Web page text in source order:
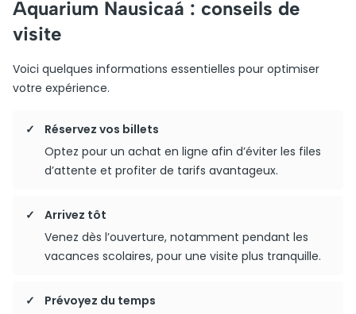
Aquarium Nausicaá : conseils de
visite
Voici quelques informations essentielles pour optimiser
votre expérience.
Réservez vos billets
Optez pour un achat en ligne afin d’éviter les files
d’attente et profiter de tarifs avantageux.
Arrivez tôt
Venez dès l’ouverture, notamment pendant les
vacances scolaires, pour une visite plus tranquille.
Prévoyez du temps